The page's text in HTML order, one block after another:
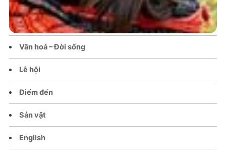
Chính sách
Văn hoá – Đời sống
Lễ hội
Điểm đến
Sản vật
English